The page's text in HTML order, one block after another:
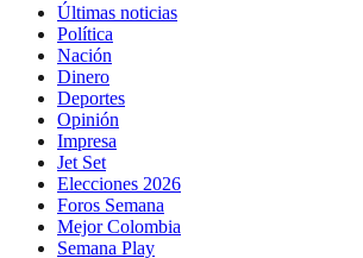
Últimas noticias
Política
Nación
Dinero
Deportes
Opinión
Impresa
Jet Set
Elecciones 2026
Foros Semana
Mejor Colombia
Semana Play